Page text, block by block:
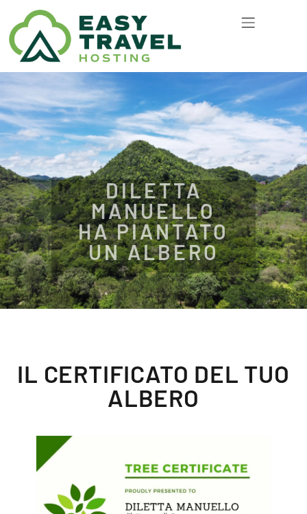
DILETTA
MANUELLO
HA PIANTATO
UN ALBERO
IL CERTIFICATO DEL TUO
ALBERO